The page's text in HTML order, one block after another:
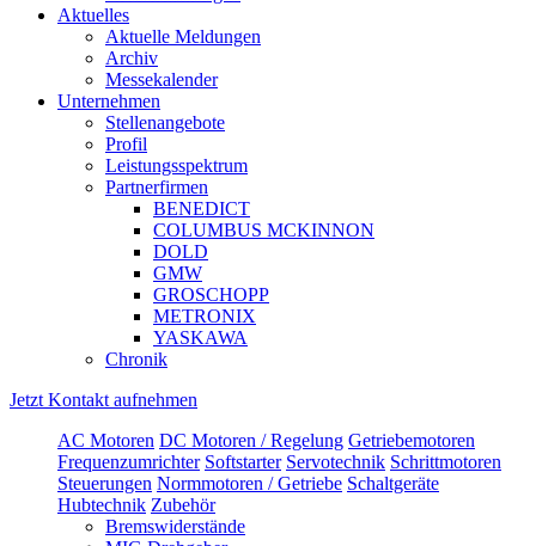
Aktuelles
Aktuelle Meldungen
Archiv
Messekalender
Unternehmen
Stellenangebote
Profil
Leistungsspektrum
Partnerfirmen
BENEDICT
COLUMBUS MCKINNON
DOLD
GMW
GROSCHOPP
METRONIX
YASKAWA
Chronik
Jetzt Kontakt aufnehmen
AC Motoren DC Motoren / Regelung Getriebemotoren
Frequenzumrichter Softstarter Servotechnik Schrittmotoren
Steuerungen Normmotoren / Getriebe Schaltgeräte
Hubtechnik Zubehör
Bremswiderstände